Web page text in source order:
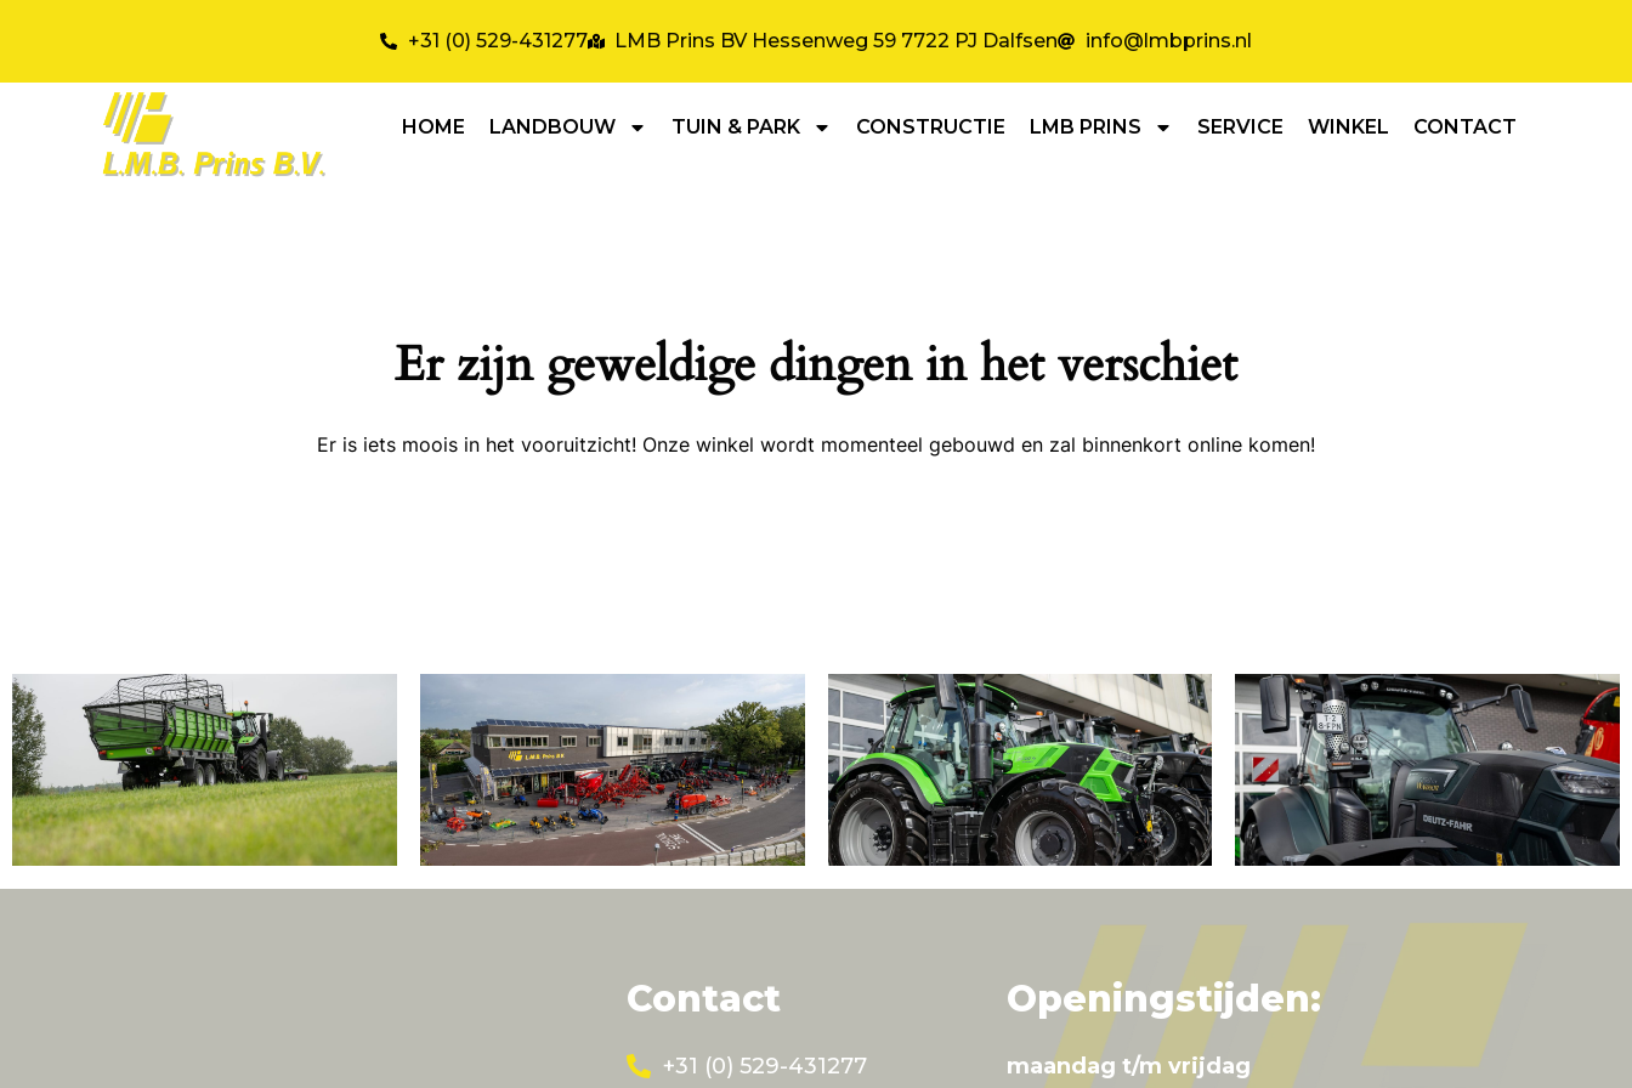
+31 (0) 529-431277 LMB Prins BV Hessenweg 59 7722 PJ Dalfsen info@lmbprins.nl
HOME LANDBOUW TUIN & PARK CONSTRUCTIE LMB PRINS SERVICE WINKEL CONTACT
Er zijn geweldige dingen in het verschiet
Er is iets moois in het vooruitzicht! Onze winkel wordt momenteel gebouwd en zal binnenkort online komen!
Contact
+31 (0) 529-431277
Openingstijden:
maandag t/m vrijdag